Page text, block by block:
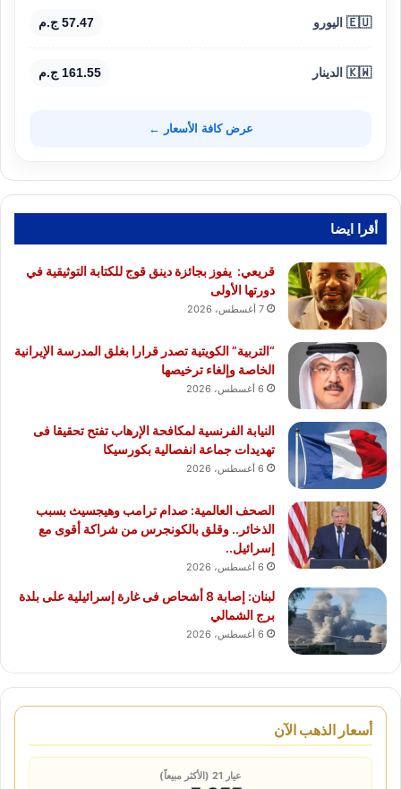
🇪🇺 اليورو 57.47 ج.م
🇰🇼 الدينار 161.55 ج.م
عرض كافة الأسعار ←
أقرا ايضا
قريعي: يفوز بجائزة دينق قوج للكتابة التوثيقية في
دورتها الأولى
7 أغسطس، 2026
“التربية” الكويتية تصدر قرارا بغلق المدرسة الإيرانية
الخاصة وإلغاء ترخيصها
6 أغسطس، 2026
النيابة الفرنسية لمكافحة الإرهاب تفتح تحقيقا فى
تهديدات جماعة انفصالية بكورسيكا
6 أغسطس، 2026
الصحف العالمية: صدام ترامب وهيجسيث بسبب
الذخائر.. وقلق بالكونجرس من شراكة أقوى مع
إسرائيل..
6 أغسطس، 2026
لبنان: إصابة 8 أشحاص فى غارة إسرائيلية على بلدة
برج الشمالي
6 أغسطس، 2026
أسعار الذهب الآن
عيار 21 (الأكثر مبيعاً)